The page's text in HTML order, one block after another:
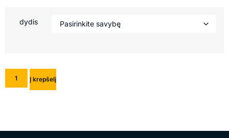
dydis
Į krepšelį